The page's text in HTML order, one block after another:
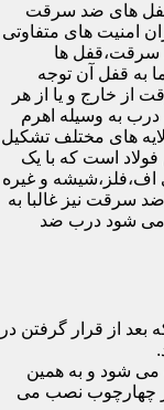
های ضد سرقت
امنیت های متفاوتی
سرقت،قفل ها
به قفل آن توجه
از خارج و یا از هر
به وسیله اهرم
های مختلف تشکیل
است که با یک
اف،فلز،شیشه و غیره
نیز غالبا به
می شود درب ضد
از قرار گرفتن در
شود و به همین
چهارچوب نصب می